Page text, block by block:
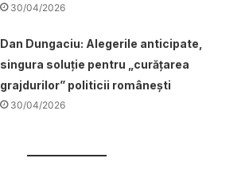
30/04/2026
Dan Dungaciu: Alegerile anticipate,
singura soluție pentru „curățarea
grajdurilor” politicii românești
30/04/2026